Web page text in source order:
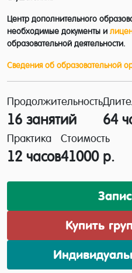
Центр дополнительного
необходимые документы и
образовательной деятельности.
Сведения об образовательной
Продолжительность
16 занятий 64
Практика
12 часов
Стоимость
41000 р.
Купить